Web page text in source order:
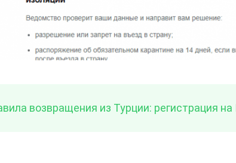
возвращения из Турции: регистрация на